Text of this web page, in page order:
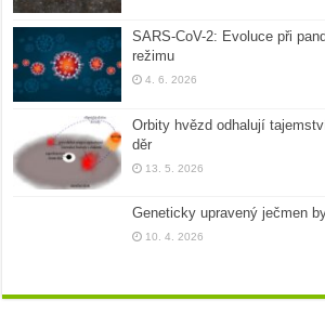
SARS-CoV-2: Evoluce při
režimu
4. 6. 2026
Orbity hvězd odhalují
děr
13. 5. 2026
Geneticky upravený ječmen
10. 4. 2026